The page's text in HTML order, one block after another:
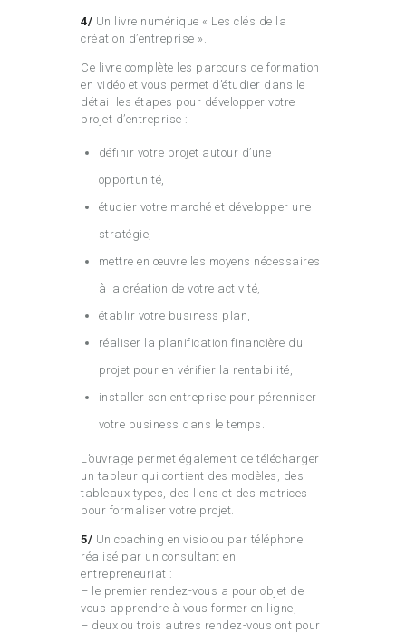
4/ Un livre numérique « Les clés de la
création d’entreprise ».
Ce livre complète les parcours de formation
en vidéo et vous permet d’étudier dans le
détail les étapes pour développer votre
projet d’entreprise :
définir votre projet autour d’une
opportunité,
étudier votre marché et développer une
stratégie,
mettre en œuvre les moyens nécessaires
à la création de votre activité,
établir votre business plan,
réaliser la planification financière du
projet pour en vérifier la rentabilité,
installer son entreprise pour pérenniser
votre business dans le temps.
L’ouvrage permet également de télécharger
un tableur qui contient des modèles, des
tableaux types, des liens et des matrices
pour formaliser votre projet.
5/ Un coaching en visio ou par téléphone
réalisé par un consultant en
entrepreneuriat :
– le premier rendez-vous a pour objet de
vous apprendre à vous former en ligne,
– deux ou trois autres rendez-vous ont pour